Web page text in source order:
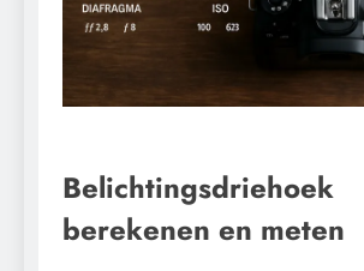
Belichtingsdriehoek
berekenen en meten